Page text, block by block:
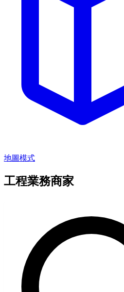
地圖模式
工程業務商家